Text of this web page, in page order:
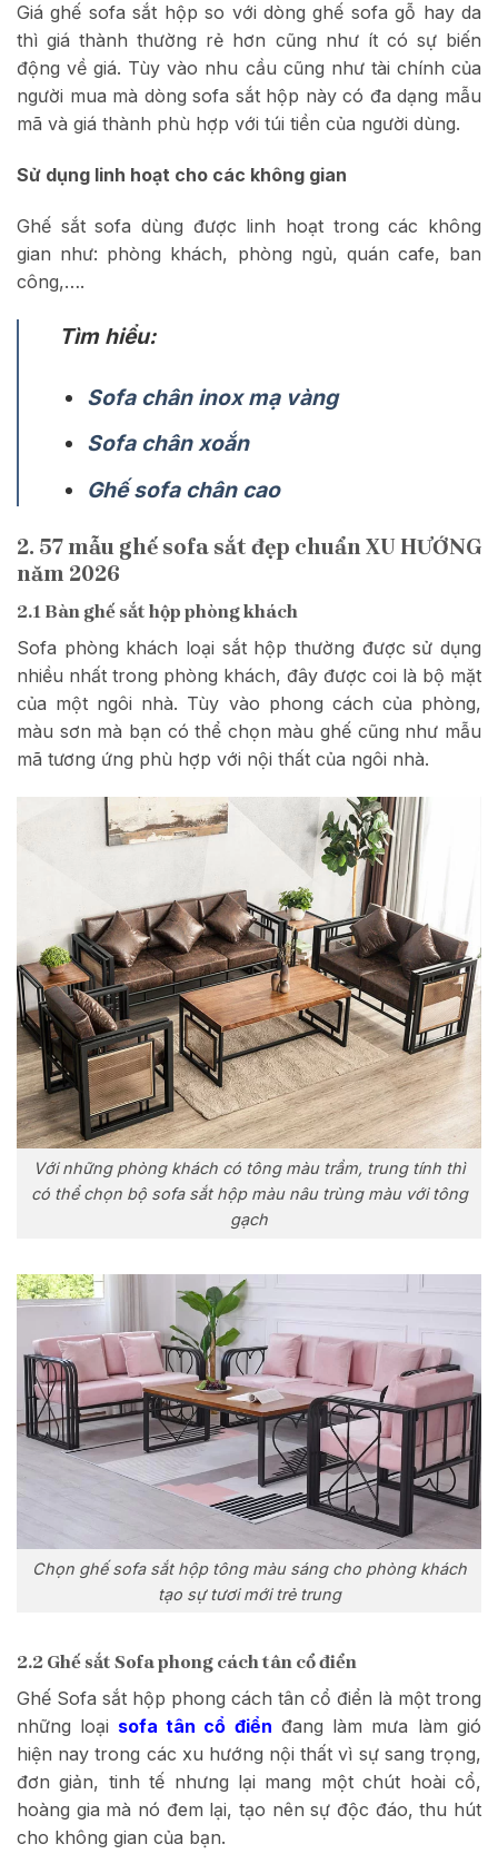
Giá ghế sofa sắt hộp so với dòng ghế sofa gỗ hay da
thì giá thành thường rẻ hơn cũng như ít có sự biến
động về giá. Tùy vào nhu cầu cũng như tài chính của
người mua mà dòng sofa sắt hộp này có đa dạng mẫu
mã và giá thành phù hợp với túi tiền của người dùng.
Sử dụng linh hoạt cho các không gian
Ghế sắt sofa dùng được linh hoạt trong các không
gian như: phòng khách, phòng ngủ, quán cafe, ban
công,….
Tìm hiểu:
Sofa chân inox mạ vàng
Sofa chân xoắn
Ghế sofa chân cao
2. 57 mẫu ghế sofa sắt đẹp chuẩn XU HƯỚNG
năm 2026
2.1 Bàn ghế sắt hộp phòng khách
Sofa phòng khách loại sắt hộp thường được sử dụng
nhiều nhất trong phòng khách, đây được coi là bộ mặt
của một ngôi nhà. Tùy vào phong cách của phòng,
màu sơn mà bạn có thể chọn màu ghế cũng như mẫu
mã tương ứng phù hợp với nội thất của ngôi nhà.
Với những phòng khách có tông màu trầm, trung tính thì
có thể chọn bộ sofa sắt hộp màu nâu trùng màu với tông
gạch
Chọn ghế sofa sắt hộp tông màu sáng cho phòng khách
tạo sự tươi mới trẻ trung
2.2 Ghế sắt Sofa phong cách tân cổ điển
Ghế Sofa sắt hộp phong cách tân cổ điển là một trong
những loại sofa tân cổ điển đang làm mưa làm gió
hiện nay trong các xu hướng nội thất vì sự sang trọng,
đơn giản, tinh tế nhưng lại mang một chút hoài cổ,
hoàng gia mà nó đem lại, tạo nên sự độc đáo, thu hút
cho không gian của bạn.